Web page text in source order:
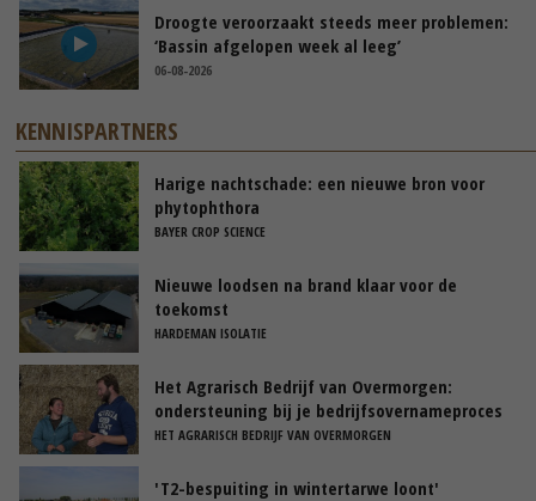
Droogte veroorzaakt steeds meer problemen:
‘Bassin afgelopen week al leeg’
06-08-2026
KENNISPARTNERS
Harige nachtschade: een nieuwe bron voor
phytophthora
BAYER CROP SCIENCE
Nieuwe loodsen na brand klaar voor de
toekomst
HARDEMAN ISOLATIE
Het Agrarisch Bedrijf van Overmorgen:
ondersteuning bij je bedrijfsovernameproces
HET AGRARISCH BEDRIJF VAN OVERMORGEN
'T2-bespuiting in wintertarwe loont'